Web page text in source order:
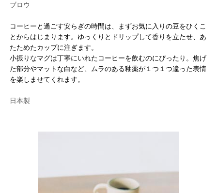
ブロウ
コーヒーと過ごす安らぎの時間は、まずお気に入りの豆をひくこ
とからはじまります。ゆっくりとドリップして香りを立たせ、あ
たためたカップに注ぎます。
小振りなマグは丁寧にいれたコーヒーを飲むのにぴったり。焦げ
た部分やマットな白など、ムラのある釉薬が１つ１つ違った表情
を楽しませてくれます。
日本製